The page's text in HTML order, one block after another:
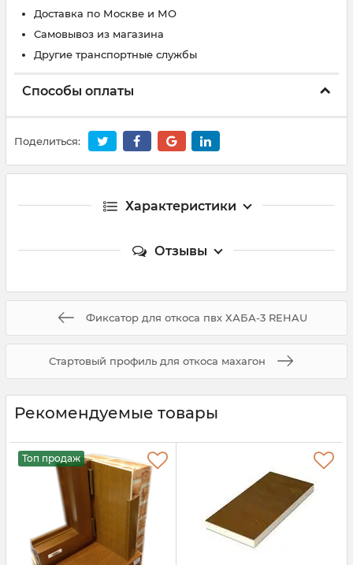
Доставка по Москве и МО
Самовывоз из магазина
Другие транспортные службы
Способы оплаты
Поделиться:
Характеристики
Отзывы
Фиксатор для откоса пвх ХАБА-3 REHAU
Стартовый профиль для откоса махагон
Рекомендуемые товары
Топ продаж